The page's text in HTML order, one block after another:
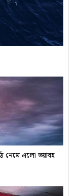
নেমে এলো ভয়াবহ